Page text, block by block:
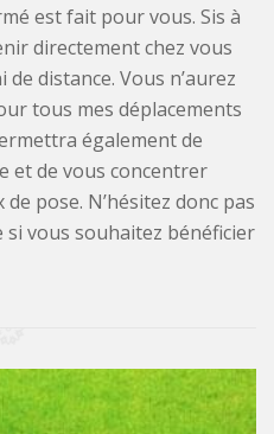
est fait pour vous. Sis à
directement chez vous
distance. Vous n’aurez
tous mes déplacements
également de
et de vous concentrer
pose. N’hésitez donc pas
vous souhaitez bénéficier